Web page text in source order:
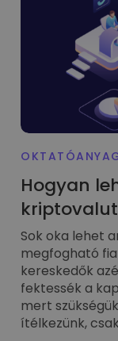
Mi lenne
...ma ennyit
Intelligens
A
Kriptomat
Egy
Kriptovaluta
Takaríts meg
Ismétlődő
Rendszeresen
Árriasztások
Kedvenc
Eszközök
Fedezz fel
Hogyan
Sok oka lehet
megfogható
kereskedők
fektessék a
mert
ítélkezünk,